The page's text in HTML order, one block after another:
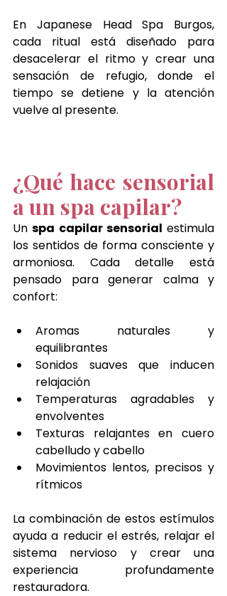
En Japanese Head Spa Burgos,
cada ritual está diseñado para
desacelerar el ritmo y crear una
sensación de refugio, donde el
tiempo se detiene y la atención
vuelve al presente.
¿Qué hace sensorial
a un spa capilar?
Un spa capilar sensorial estimula
los sentidos de forma consciente y
armoniosa. Cada detalle está
pensado para generar calma y
confort:
Aromas naturales y
equilibrantes
Sonidos suaves que inducen
relajación
Temperaturas agradables y
envolventes
Texturas relajantes en cuero
cabelludo y cabello
Movimientos lentos, precisos y
rítmicos
La combinación de estos estímulos
ayuda a reducir el estrés, relajar el
sistema nervioso y crear una
experiencia profundamente
restauradora.